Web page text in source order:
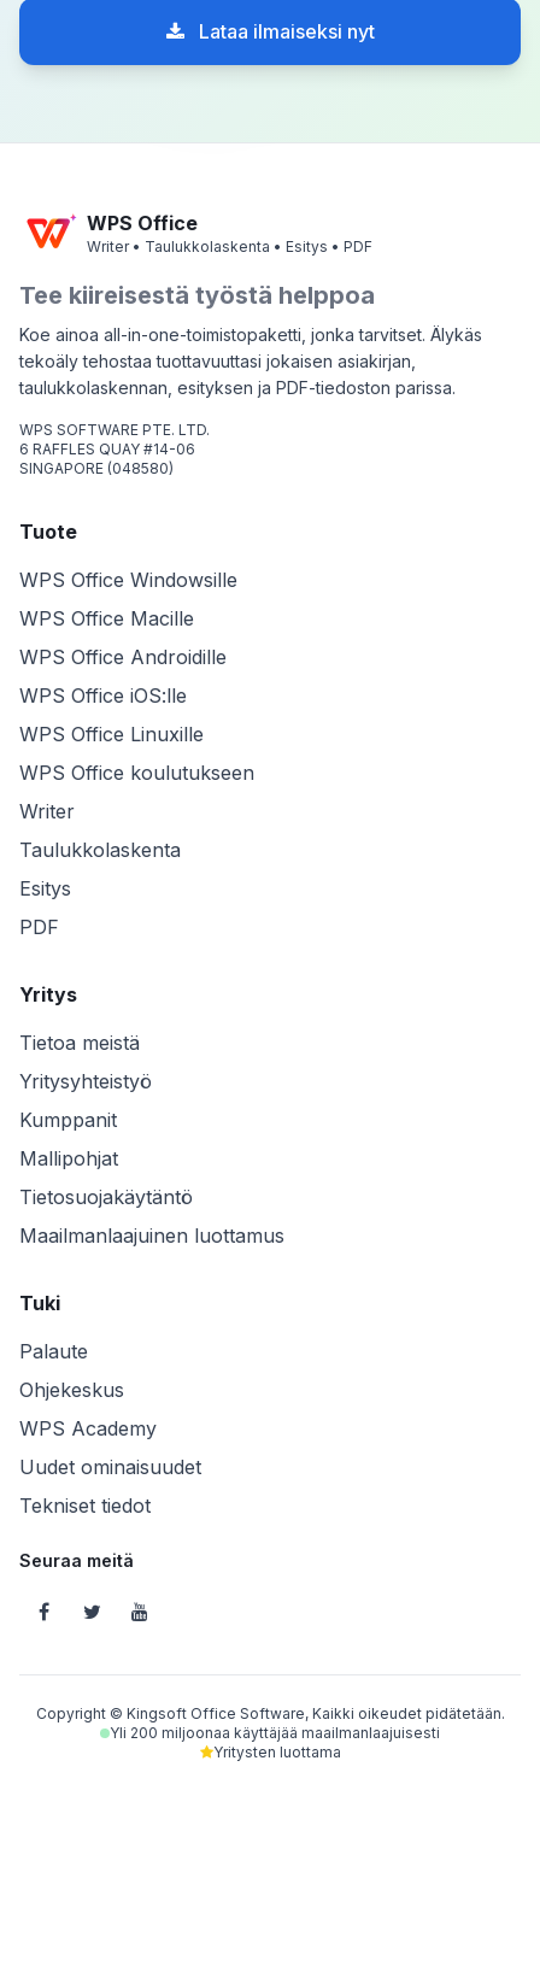
Lataa ilmaiseksi nyt
WPS Office
Writer • Taulukkolaskenta • Esitys • PDF
Tee kiireisestä työstä helppoa
Koe ainoa all-in-one-toimistopaketti, jonka tarvitset. Älykäs
tekoäly tehostaa tuottavuuttasi jokaisen asiakirjan,
taulukkolaskennan, esityksen ja PDF-tiedoston parissa.
WPS SOFTWARE PTE. LTD.
6 RAFFLES QUAY #14-06
SINGAPORE (048580)
Tuote
WPS Office Windowsille
WPS Office Macille
WPS Office Androidille
WPS Office iOS:lle
WPS Office Linuxille
WPS Office koulutukseen
Writer
Taulukkolaskenta
Esitys
PDF
Yritys
Tietoa meistä
Yritysyhteistyö
Kumppanit
Mallipohjat
Tietosuojakäytäntö
Maailmanlaajuinen luottamus
Tuki
Palaute
Ohjekeskus
WPS Academy
Uudet ominaisuudet
Tekniset tiedot
Seuraa meitä
Copyright © Kingsoft Office Software, Kaikki oikeudet pidätetään.
Yli 200 miljoonaa käyttäjää maailmanlaajuisesti
Yritysten luottama